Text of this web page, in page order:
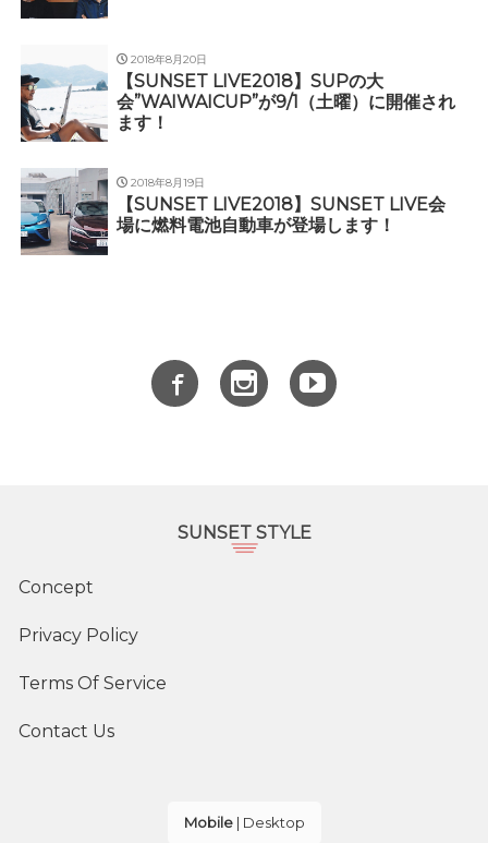
2018年8月20日
【SUNSET LIVE2018】SUPの大
会”WAIWAICUP”が9/1（土曜）に開催され
ます！
2018年8月19日
【SUNSET LIVE2018】SUNSET LIVE会
場に燃料電池自動車が登場します！
SUNSET STYLE
Concept
Privacy Policy
Terms Of Service
Contact Us
Mobile| Desktop